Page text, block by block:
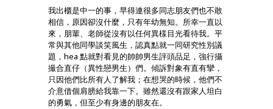
我出櫃是中一的事，早得連很多同志朋友們也不敢
相信，原因卻沒什麼，只有年幼無知。所幸一直以
來，朋輩、老師從沒有以任何異樣目光看待我。平
常與其他同學談笑風生，認真點就一同研究性別議
題，hea 點就對看見的帥帥男生評頭品足，強行攝
撮合直仔（異性戀男生）們。傾訴對象有直有攣，
只因他們比所有人了解我；在想哭的時候，他們不
介意借個肩膀給我靠一下。雖然還沒有跟家人坦白
的勇氣，但至少有身邊的朋友在。